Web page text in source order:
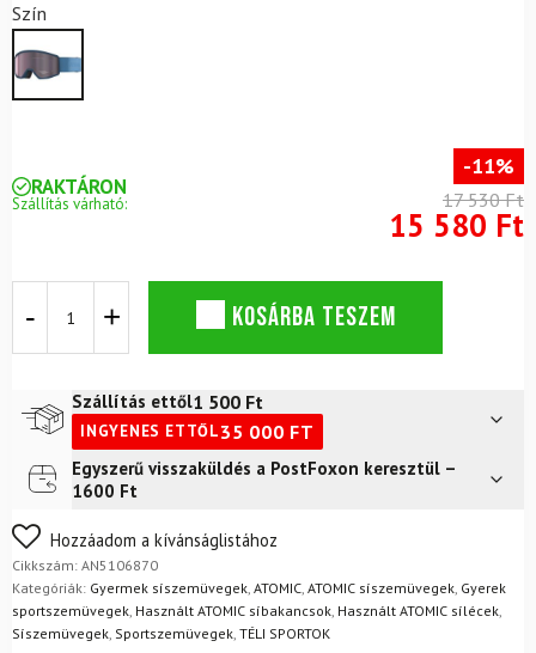
4.91
5-ből,
értékelés
Szín
RAKTÁRON
Szállítás várható:
-11%
17 530 Ft
15 580 Ft
síszemüveg
XS
Iceberg
mennyiség
KOSÁRBA TESZEM
Szállítás ettől1 500 Ft
INGYENES ETTŐL35 000 FT
Futár a címre2 400
FoxPost
Egyszerű visszaküldés a PostFoxon keresztül –
1600 Ft
Nem biztos a választásában? Semmi gond – a terméket
egyszerűen visszaküldheti 14 napon belül, indoklás nélkül.
Mik a visszaküldés feltételei?
Hozzáadom a kívánságlistához
Cikkszám: AN5106870
Kategóriák: Gyermek síszemüvegek ATOMIC ATOMIC síszemüvegek Gyerek
sportszemüvegek Használt ATOMIC síbakancsok Használt ATOMIC sílécek
Síszemüvegek Sportszemüvegek TÉLI SPORTOK